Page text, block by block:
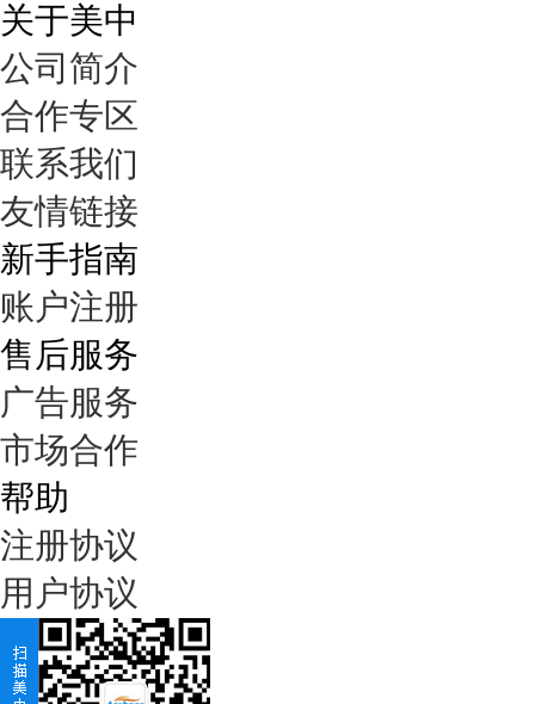
关于美中
公司简介
合作专区
联系我们
友情链接
新手指南
账户注册
售后服务
广告服务
市场合作
帮助
注册协议
用户协议